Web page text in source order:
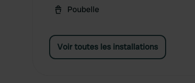
Poubelle
Voir toutes les installations